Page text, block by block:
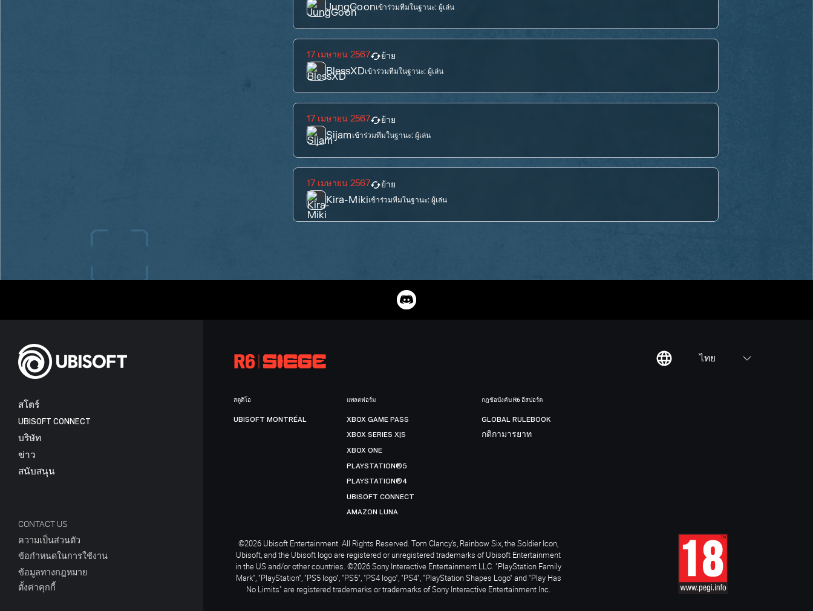
JungGoonเข้าร่วมทีมในฐานะ:ผู้เล่น
17 เมษายน 2567 ย้าย
BlessXDเข้าร่วมทีมในฐานะ:ผู้เล่น
17 เมษายน 2567 ย้าย
Sijamเข้าร่วมทีมในฐานะ:ผู้เล่น
17 เมษายน 2567 ย้าย
Kira-Mikiเข้าร่วมทีมในฐานะ:ผู้เล่น
ไทย
สโตร์
UBISOFT CONNECT
บริษัท
ข่าว
สนับสนุน
CONTACT US
ความเป็นส่วนตัว
ข้อกำหนดในการใช้งาน
ข้อมูลทางกฎหมาย
ตั้งค่าคุกกี้
สตูดิโอ
UBISOFT MONTRÉAL
แพลตฟอร์ม
XBOX GAME PASS
XBOX SERIES X|S
XBOX ONE
PLAYSTATION®5
PLAYSTATION®4
UBISOFT CONNECT
AMAZON LUNA
กฎข้อบังคับ R6 อีสปอร์ต
GLOBAL RULEBOOK
กติกามารยาท
©2026 Ubisoft Entertainment. All Rights Reserved. Tom Clancy’s, Rainbow Six, the Soldier Icon,
Ubisoft, and the Ubisoft logo are registered or unregistered trademarks of Ubisoft Entertainment
in the US and/or other countries. ©2026 Sony Interactive Entertainment LLC. "PlayStation Family
Mark", "PlayStation", "PS5 logo", "PS5", "PS4 logo", "PS4", "PlayStation Shapes Logo" and "Play Has
No Limits" are registered trademarks or trademarks of Sony Interactive Entertainment Inc.